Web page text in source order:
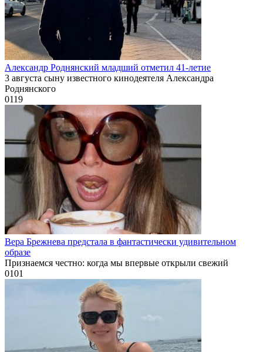
Александр Роднянский младший отметил 41-летие
3 августа сыну известного кинодеятеля Александра
Роднянского
0119
Вера Брежнева предстала в фантастически удивительном
образе
Признаемся честно: когда мы впервые открыли свежий
0101